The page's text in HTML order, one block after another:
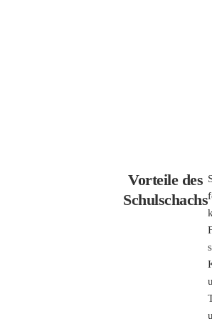
Vorteile des
Schulschachs